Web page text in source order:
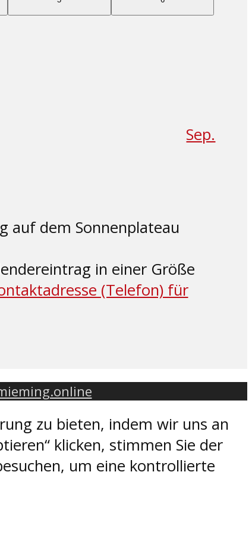
Sep.
auf dem Sonnenplateau
in einer Größe
(Telefon) für
zu bieten, indem wir uns an
klicken, stimmen Sie der
um eine kontrollierte